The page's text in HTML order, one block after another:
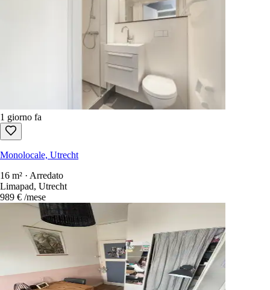
1 giorno fa
Monolocale, Utrecht
16 m² · Arredato
Limapad, Utrecht
989 € /mese